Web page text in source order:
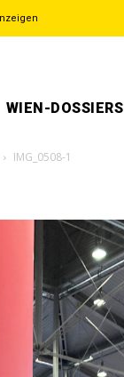
WIEN-DOSSIERS
IMG_0508-1